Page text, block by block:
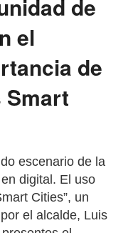
de
el
de
Smart
escenario de la
digital. El uso
Cities”, un
el alcalde, Luis